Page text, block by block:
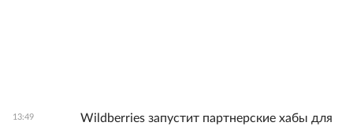
13:49
Wildberries запустит партнерские хабы для